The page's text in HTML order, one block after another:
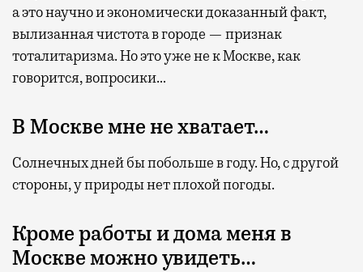
а это научно и экономически доказанный факт,
вылизанная чистота в городе — признак
тоталитаризма. Но это уже не к Москве, как
говорится, вопросики…
В Москве мне не хватает…
Солнечных дней бы побольше в году. Но, с другой
стороны, у природы нет плохой погоды.
Кроме работы и дома меня в
Москве можно увидеть…